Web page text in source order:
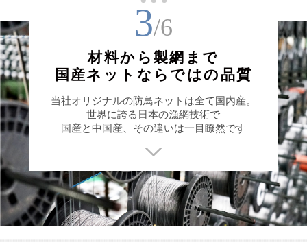
3/6
材料から製網まで
国産ネットならではの品質
当社オリジナルの防鳥ネットは全て国内産。
世界に誇る日本の漁網技術で
国産と中国産、その違いは一目瞭然です